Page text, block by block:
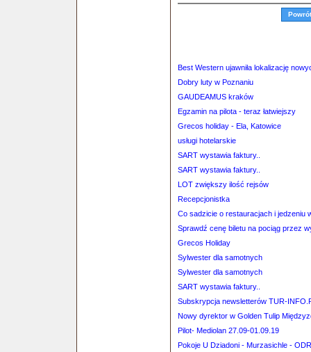
Best Western ujawniła lokalizację
Dobry luty w Poznaniu
GAUDEAMUS kraków
Egzamin na pilota - teraz łatwiejszy
Grecos holiday - Ela, Katowice
usługi hotelarskie
SART wystawia faktury..
SART wystawia faktury..
LOT zwiększy ilość rejsów
Recepcjonistka
Co sadzicie o restauracjach i jedzeniu
Sprawdź cenę biletu na pociąg przez
Grecos Holiday
Sylwester dla samotnych
Sylwester dla samotnych
SART wystawia faktury..
Subskrypcja newsletterów TUR-
Nowy dyrektor w Golden Tulip
Pilot- Mediolan 27.09-01.09.19
Pokoje U Dziadoni - Murzasichle -